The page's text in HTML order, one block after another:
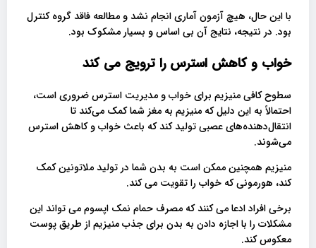
با این حال، هیچ آزمون آماری انجام نشد و مطالعه فاقد گروه کنترل
بود. در نتیجه، نتایج آن بی اساس و بسیار مشکوک بود.
خواب و کاهش استرس را ترویج می کند
سطوح کافی منیزیم برای خواب و مدیریت استرس ضروری است،
احتمالاً به این دلیل که منیزیم به مغز شما کمک می‌کند تا
انتقال‌دهنده‌های عصبی تولید کند که باعث خواب و کاهش استرس
می‌شوند.
منیزیم همچنین ممکن است به بدن شما در تولید ملاتونین کمک
کند، هورمونی که خواب را تقویت می کند.
برخی افراد ادعا می کنند که مصرف حمام نمک اپسوم می تواند این
مشکلات را با اجازه دادن به بدن برای جذب منیزیم از طریق پوست
معکوس کند.